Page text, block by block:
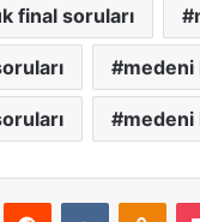
final soruları
medeni
medeni
Reddit VKontakte Odnoklassniki